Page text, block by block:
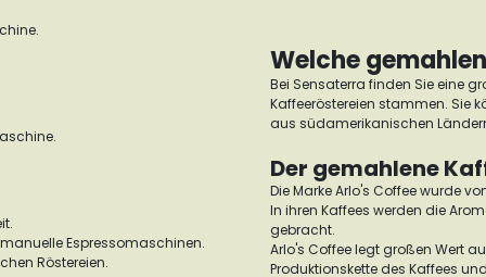
Espressomaschinen.
Röstereien.
Welche
Bei Sensaterra finden Sie eine
Kaffeeröstereien stammen. Sie
aus südamerikanischen
Der gemahlene
Die Marke Arlo's Coffee wurde
In ihren Kaffees werden die
gebracht.
Arlo's Coffee legt großen Wert
Produktionskette des Kaffees